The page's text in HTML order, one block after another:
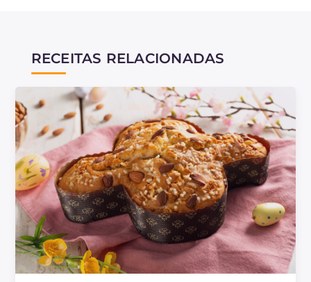
RECEITAS RELACIONADAS